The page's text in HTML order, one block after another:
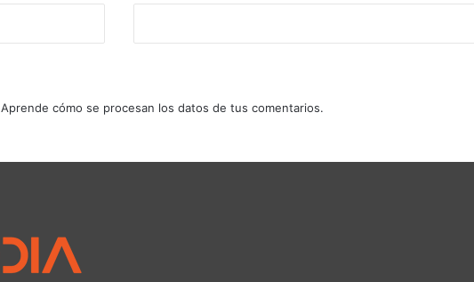
Aprende cómo se procesan los datos de tus comentarios.